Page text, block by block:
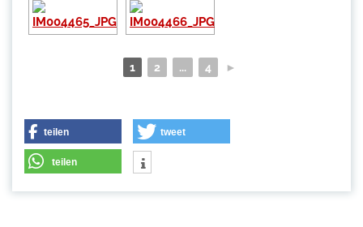
1 2 ... 4 ►
teilen tweet
teilen